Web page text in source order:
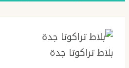
بلاط تراكوتا جدة